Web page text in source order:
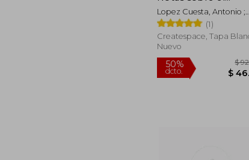
dcto.
cuidado de Heridas
Lopez Cuesta, Antonio ;
Molina Ruiz, Diego ;
Editores, Molina Moreno
(1)
Createspace, Tapa
Nuevo